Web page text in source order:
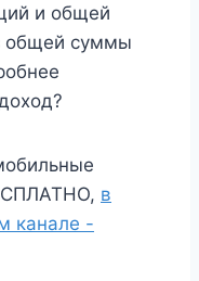
и общей
общей суммы
в
канале -